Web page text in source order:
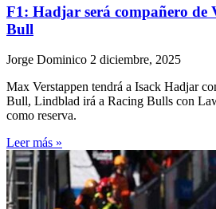
F1: Hadjar será compañero de
Bull
Jorge Dominico 2 diciembre, 2025
Max Verstappen tendrá a Isack Hadjar
Bull, Lindblad irá a Racing Bulls con
como reserva.
Leer más »